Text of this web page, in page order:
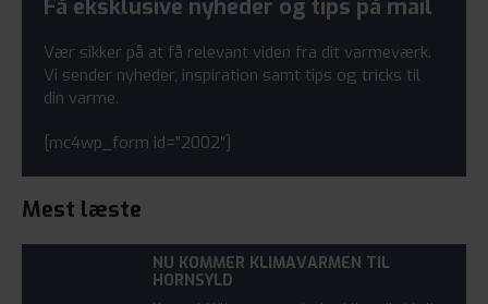
Få eksklusive nyheder og tips på mail
Vær sikker på at få relevant viden fra dit varmeværk.
Vi sender nyheder, inspiration samt tips og tricks til
din varme.
[mc4wp_form id=”2002″]
Mest læste
NU KOMMER KLIMAVARMEN TIL
HORNSYLD